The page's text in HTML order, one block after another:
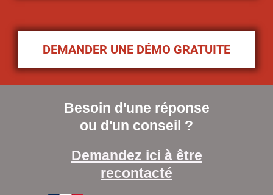
DEMANDER UNE DÉMO GRATUITE
Besoin d'une réponse
ou d'un conseil ?
Demandez ici à être
recontacté